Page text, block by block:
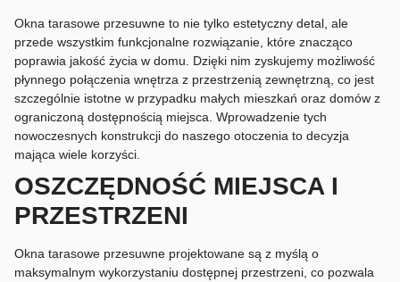
Okna tarasowe przesuwne to nie tylko estetyczny detal, ale
przede wszystkim funkcjonalne rozwiązanie, które znacząco
poprawia jakość życia w domu. Dzięki nim zyskujemy możliwość
płynnego połączenia wnętrza z przestrzenią zewnętrzną, co jest
szczególnie istotne w przypadku małych mieszkań oraz domów z
ograniczoną dostępnością miejsca. Wprowadzenie tych
nowoczesnych konstrukcji do naszego otoczenia to decyzja
mająca wiele korzyści.
OSZCZĘDNOŚĆ MIEJSCA I
PRZESTRZENI
Okna tarasowe przesuwne projektowane są z myślą o
maksymalnym wykorzystaniu dostępnej przestrzeni, co pozwala